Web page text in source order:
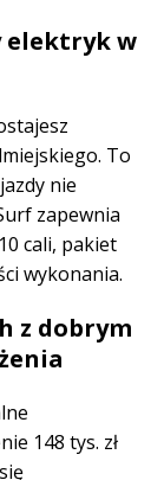
elektryk w
To
nie
zapewnia
cali, pakiet
wykonania.
z dobrym
148 tys. zł